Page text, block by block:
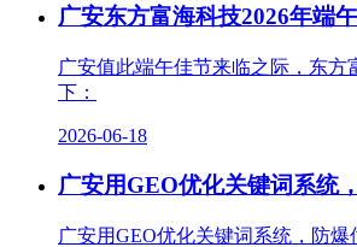
广安东方富海科技2026年端
广安值此端午佳节来临之际，东
下：
2026-06-18
广安用GEO优化关键词系统
广安用GEO优化关键词系统，防